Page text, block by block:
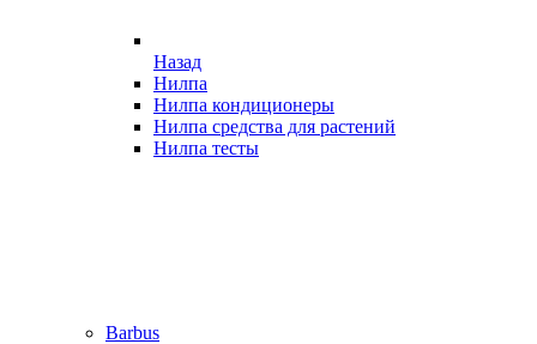
Назад
Нилпа
Нилпа кондиционеры
Нилпа средства для растений
Нилпа тесты
Barbus